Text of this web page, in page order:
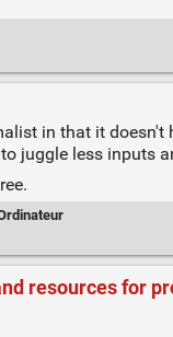
in that it
juggle less inputs
resources for